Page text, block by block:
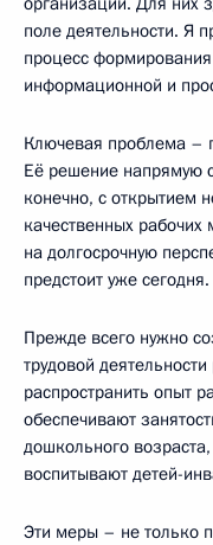
поле деятельности. Я
процесс
информационной и
Ключевая проблема –
Её решение напрямую
конечно, с открытием
качественных рабочих
на долгосрочную
предстоит уже сегодня.
Прежде всего нужно
трудовой
распространить опыт
обеспечивают
дошкольного
воспитывают детей-
Эти меры – не только